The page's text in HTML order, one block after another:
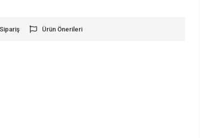
Ürün Önerileri